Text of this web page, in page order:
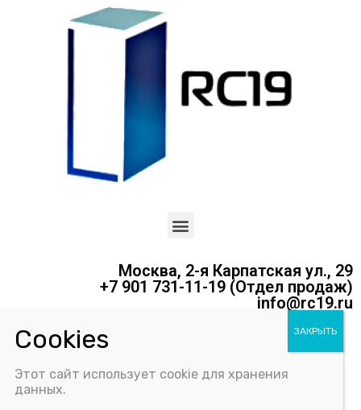
Москва, 2-я Карпатская ул., 29
+7 901 731-11-19 (Отдел продаж)
info@rc19.ru
Политика конфиденциальности
Соглашение об использовании Cookie-файлов
Этот сайт использует cookie для хранения
данных.